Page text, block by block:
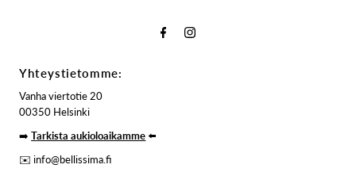
Yhteystietomme:
Vanha viertotie 20
00350 Helsinki
➡️Tarkista aukioloaikamme⬅️
✉️ info@bellissima.fi